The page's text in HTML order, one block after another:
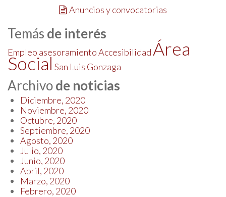
Anuncios y convocatorias
Temás de interés
Empleo asesoramientoAccesibilidadÁrea
Social San Luis Gonzaga
Archivode noticias
Diciembre, 2020
Noviembre, 2020
Octubre, 2020
Septiembre, 2020
Agosto, 2020
Julio, 2020
Junio, 2020
Abril, 2020
Marzo, 2020
Febrero, 2020